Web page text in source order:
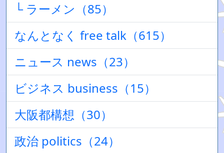
└ ラーメン（85）
なんとなく free talk（615）
ニュース news（23）
ビジネス business（15）
大阪都構想（30）
政治 politics（24）